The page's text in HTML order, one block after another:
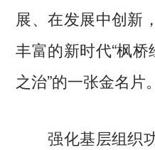
展、在发展中创新
丰富的新时代“枫桥
之治”的一张金名片。
强化基层组织